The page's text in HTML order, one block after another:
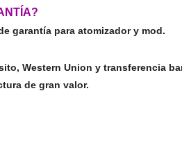
garantía para atomizador y mod.
Western Union y transferencia
de gran valor.